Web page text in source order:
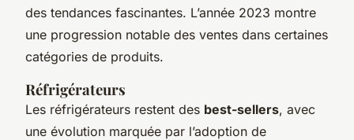
des tendances fascinantes. L’année 2023 montre
une progression notable des ventes dans certaines
catégories de produits.
Réfrigérateurs
Les réfrigérateurs restent des best-sellers, avec
une évolution marquée par l’adoption de